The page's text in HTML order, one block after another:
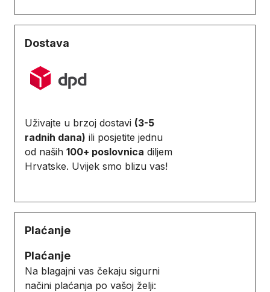
Dostava
Uživajte u brzoj dostavi (3-5
radnih dana) ili posjetite jednu
od naših 100+ poslovnica diljem
Hrvatske. Uvijek smo blizu vas!
Plaćanje
Plaćanje
Na blagajni vas čekaju sigurni
načini plaćanja po vašoj želji: